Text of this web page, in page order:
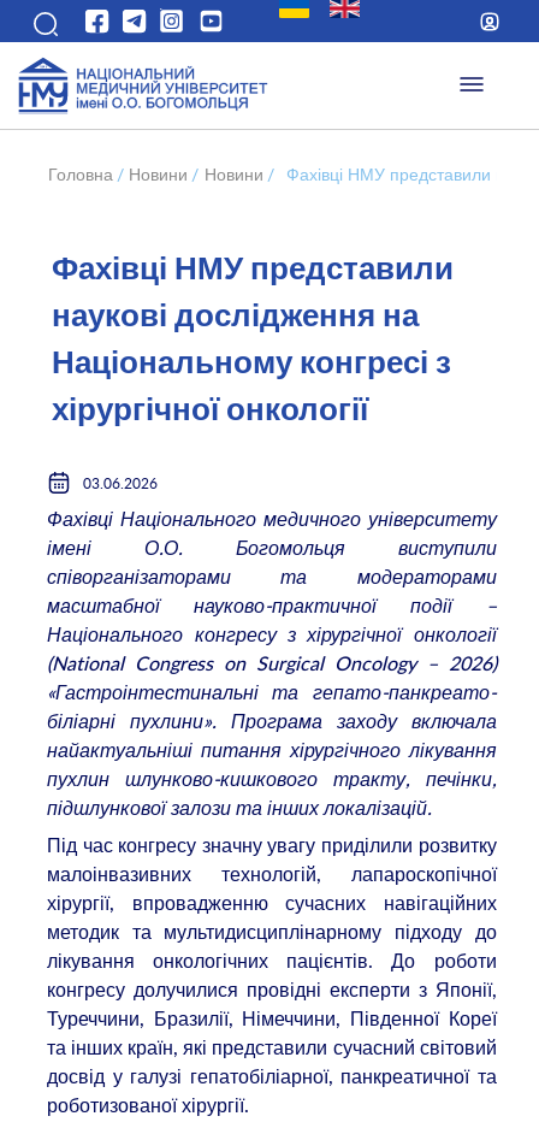
Головна / Новини / Новини / Фахівці НМУ представили
Фахівці НМУ представили
наукові дослідження на
Національному конгресі з
хірургічної онкології
03.06.2026
Фахівці Національного медичного університету
імені О.О. Богомольця виступили
співорганізаторами та модераторами
масштабної науково-практичної події –
Національного конгресу з хірургічної онкології
(National Congress on Surgical Oncology – 2026)
«Гастроінтестинальні та гепато-панкреато-
біліарні пухлини». Програма заходу включала
найактуальніші питання хірургічного лікування
пухлин шлунково-кишкового тракту, печінки,
підшлункової залози та інших локалізацій.
Під час конгресу значну увагу приділили розвитку
малоінвазивних технологій, лапароскопічної
хірургії, впровадженню сучасних навігаційних
методик та мультидисциплінарному підходу до
лікування онкологічних пацієнтів. До роботи
конгресу долучилися провідні експерти з Японії,
Туреччини, Бразилії, Німеччини, Південної Кореї
та інших країн, які представили сучасний світовий
досвід у галузі гепатобіліарної, панкреатичної та
роботизованої хірургії.